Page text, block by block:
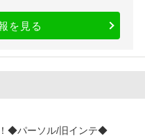
を見る
！◆パーソル/旧インテ◆